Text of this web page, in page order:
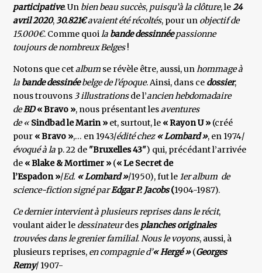
participative. Un bien beau succès, puisqu’à la clôture, le24
avril 2020,30.821€avaient été récoltés, pour un objectif de
15.000€. Comme quoila bande dessinnéepassionne
toujours de nombreux Belges!
Notons que cetalbum se révèle être, aussi, unhommage à
la bande dessinéebelge de l’époque. Ainsi, dans ce dossier,
nous trouvons 3 illustrationsde l’ancien hebdomadaire
deBD« Bravo », nous présentant lesaventures
de «Sindbad le Marin » et, surtout, le « Rayon U » (créé
pour « Bravo »,… en 1943/édité chez « Lombard », en 1974/
évoqué à la p. 22 de "Bruxelles 43") qui, précédant l’arrivée
de « Blake & Mortimer » (« Le Secret de
l’Espadon »/Ed. « Lombard »/1950), fut le 1er album de
science-fiction signé parEdgar P. Jacobs(1904-1987).
Ce dernier intervient à plusieurs reprises dans lerécit,
voulant aider le dessinateurdes planches originales
trouvées dans le grenier familial.Nous le voyons, aussi, à
plusieurs reprises, en compagnie d’« Hergé »(Georges
Remy/ 1907-